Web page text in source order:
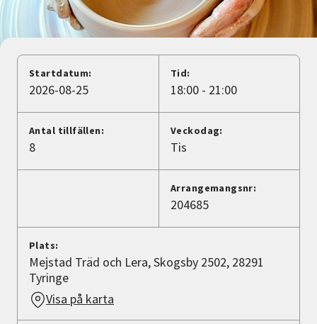
Nyheter
Avdelningar
Lyssna
Startdatum:
2026-08-25
Tid:
18:00 - 21:00
Antal tillfällen:
8
Veckodag:
Tis
Arrangemangsnr:
204685
Plats:
Mejstad Träd och Lera, Skogsby 2502, 28291
Tyringe
Visa på karta